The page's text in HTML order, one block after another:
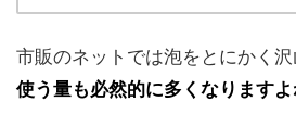
市販のネットでは泡をとにかく沢
使う量も必然的に多くなりますよ